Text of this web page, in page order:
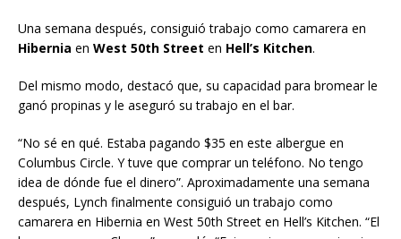
Una semana después, consiguió trabajo como camarera en
Hibernia en West 50th Street en Hell’s Kitchen.
Del mismo modo, destacó que, su capacidad para bromear le
ganó propinas y le aseguró su trabajo en el bar.
“No sé en qué. Estaba pagando $35 en este albergue en
Columbus Circle. Y tuve que comprar un teléfono. No tengo
idea de dónde fue el dinero”. Aproximadamente una semana
después, Lynch finalmente consiguió un trabajo como
camarera en Hibernia en West 50th Street en Hell’s Kitchen. “El